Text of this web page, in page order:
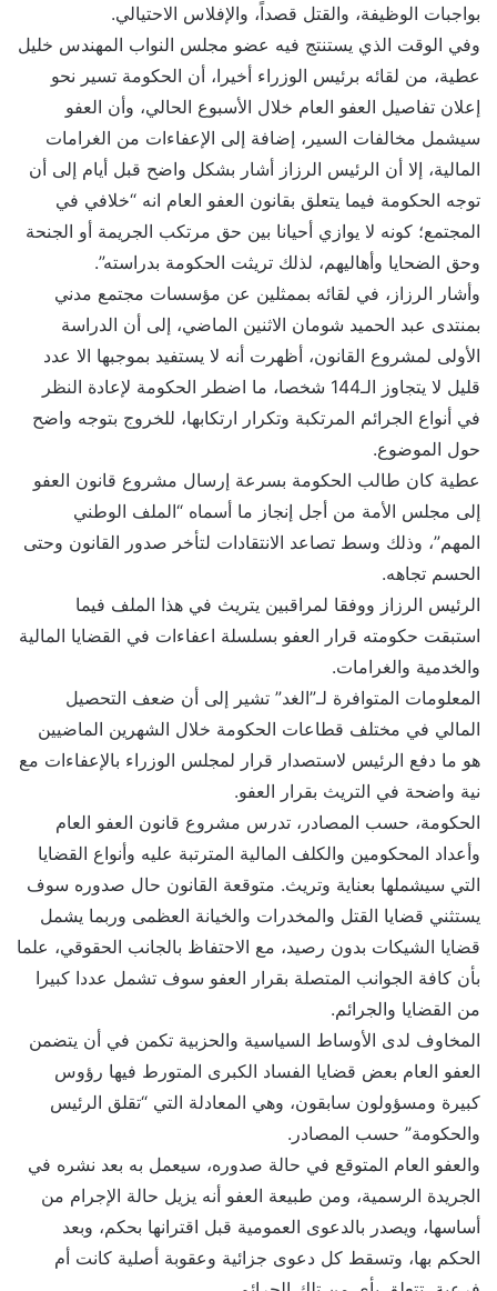
بواجبات الوظيفة، والقتل قصداً، والإفلاس الاحتيالي.
وفي الوقت الذي يستنتج فيه عضو مجلس النواب المهندس خليل
عطية، من لقائه برئيس الوزراء أخيرا، أن الحكومة تسير نحو
إعلان تفاصيل العفو العام خلال الأسبوع الحالي، وأن العفو
سيشمل مخالفات السير، إضافة إلى الإعفاءات من الغرامات
المالية، إلا أن الرئيس الرزاز أشار بشكل واضح قبل أيام إلى أن
توجه الحكومة فيما يتعلق بقانون العفو العام انه “خلافي في
المجتمع؛ كونه لا يوازي أحيانا بين حق مرتكب الجريمة أو الجنحة
وحق الضحايا وأهاليهم، لذلك تريثت الحكومة بدراسته”.
وأشار الرزاز، في لقائه بممثلين عن مؤسسات مجتمع مدني
بمنتدى عبد الحميد شومان الاثنين الماضي، إلى أن الدراسة
الأولى لمشروع القانون، أظهرت أنه لا يستفيد بموجبها الا عدد
قليل لا يتجاوز الـ144 شخصا، ما اضطر الحكومة لإعادة النظر
في أنواع الجرائم المرتكبة وتكرار ارتكابها، للخروج بتوجه واضح
حول الموضوع.
عطية كان طالب الحكومة بسرعة إرسال مشروع قانون العفو
إلى مجلس الأمة من أجل إنجاز ما أسماه “الملف الوطني
المهم”، وذلك وسط تصاعد الانتقادات لتأخر صدور القانون وحتى
الحسم تجاهه.
الرئيس الرزاز ووفقا لمراقبين يتريث في هذا الملف فيما
استبقت حكومته قرار العفو بسلسلة اعفاءات في القضايا المالية
والخدمية والغرامات.
المعلومات المتوافرة لـ”الغد” تشير إلى أن ضعف التحصيل
المالي في مختلف قطاعات الحكومة خلال الشهرين الماضيين
هو ما دفع الرئيس لاستصدار قرار لمجلس الوزراء بالإعفاءات مع
نية واضحة في التريث بقرار العفو.
الحكومة، حسب المصادر، تدرس مشروع قانون العفو العام
وأعداد المحكومين والكلف المالية المترتبة عليه وأنواع القضايا
التي سيشملها بعناية وتريث. متوقعة القانون حال صدوره سوف
يستثني قضايا القتل والمخدرات والخيانة العظمى وربما يشمل
قضايا الشيكات بدون رصيد، مع الاحتفاظ بالجانب الحقوقي، علما
بأن كافة الجوانب المتصلة بقرار العفو سوف تشمل عددا كبيرا
من القضايا والجرائم.
المخاوف لدى الأوساط السياسية والحزبية تكمن في أن يتضمن
العفو العام بعض قضايا الفساد الكبرى المتورط فيها رؤوس
كبيرة ومسؤولون سابقون، وهي المعادلة التي “تقلق الرئيس
والحكومة” حسب المصادر.
والعفو العام المتوقع في حالة صدوره، سيعمل به بعد نشره في
الجريدة الرسمية، ومن طبيعة العفو أنه يزيل حالة الإجرام من
أساسها، ويصدر بالدعوى العمومية قبل اقترانها بحكم، وبعد
الحكم بها، وتسقط كل دعوى جزائية وعقوبة أصلية كانت أم